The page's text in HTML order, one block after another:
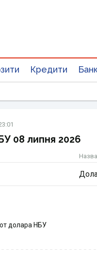
Кредити
08 липня 2026
Назва
долара НБУ